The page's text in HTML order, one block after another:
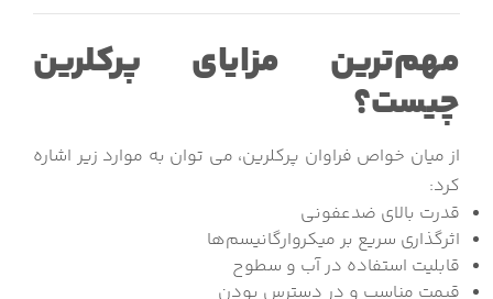
مهم‌ترین مزایای پرکلرین
چیست؟
از میان خواص فراوان پرکلرین، می توان به موارد زیر اشاره
کرد:
قدرت بالای ضدعفونی
اثرگذاری سریع بر میکروارگانیسم‌ها
قابلیت استفاده در آب و سطوح
قیمت مناسب و در دسترس بودن